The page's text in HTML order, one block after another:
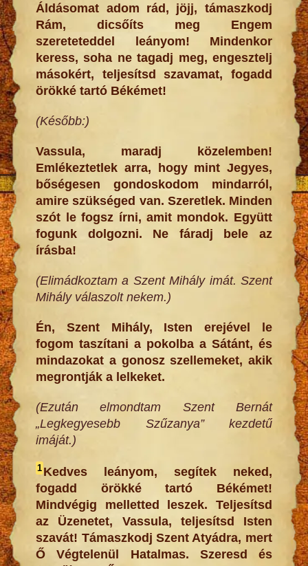
Áldásomat adom rád, jöjj, támaszkodj
Rám, dicsőíts meg Engem
szereteteddel leányom! Mindenkor
keress, soha ne tagadj meg, engesztelj
másokért, teljesítsd szavamat, fogadd
örökké tartó Békémet!
(Később:)
Vassula, maradj közelemben!
Emlékeztetlek arra, hogy mint Jegyes,
bőségesen gondoskodom mindarról,
amire szükséged van. Szeretlek. Minden
szót le fogsz írni, amit mondok. Együtt
fogunk dolgozni. Ne fáradj bele az
írásba!
(Elimádkoztam a Szent Mihály imát. Szent
Mihály válaszolt nekem.)
Én, Szent Mihály, Isten erejével le
fogom taszítani a pokolba a Sátánt, és
mindazokat a gonosz szellemeket, akik
megrontják a lelkeket.
(Ezután elmondtam Szent Bernát
„Legkegyesebb Szűzanya” kezdetű
imáját.)
1 Kedves leányom, segítek neked,
fogadd örökké tartó Békémet!
Mindvégig melletted leszek. Teljesítsd
az Üzenetet, Vassula, teljesítsd Isten
szavát! Támaszkodj Szent Atyádra, mert
Ő Végtelenül Hatalmas. Szeresd és